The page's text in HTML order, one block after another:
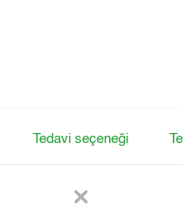
Tedavi seçeneği